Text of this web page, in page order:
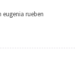
eugenia rueben